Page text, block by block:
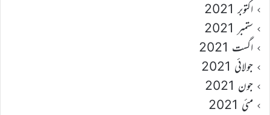
اکتوبر 2021
ستمبر 2021
اگست 2021
جولائی 2021
جون 2021
مئی 2021